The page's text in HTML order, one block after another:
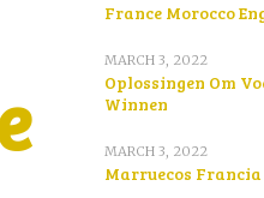
France Morocco
MARCH 3, 2022
Oplossingen Om
Winnen
MARCH 3, 2022
Marruecos Francia